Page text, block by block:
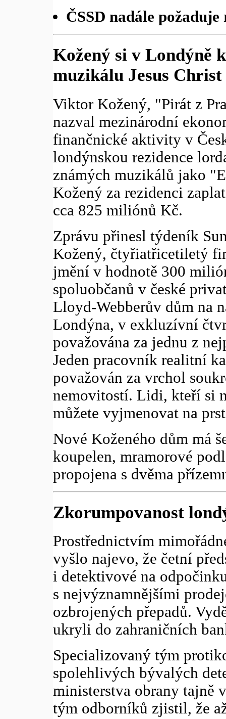
ČSSD nadále
Kožený si v Londýně
muzikálu Jesus
Viktor Kožený, "Pirát z
nazval mezinárodní
finančnické aktivity v
londýnskou rezidence
známých muzikálů jako
Kožený za rezidenci
cca 825 miliónů Kč.
Zprávu přinesl týdeník
Kožený, čtyřiatřicetiletý
jmění v hodnotě 300
spoluobčanů v české
Lloyd-Webberův dům na
Londýna, v exkluzívní
považována za jednu z
Jeden pracovník realitní
považován za vrchol
nemovitostí. Lidi, kteří si
můžete vyjmenovat na
Nové Koženého dům má
koupelen, mramorové
propojena s dvěma
Zkorumpovanost
Prostřednictvím
vyšlo najevo, že četní
i detektivové na
s nejvýznamnějšími
ozbrojených přepadů.
ukryli do zahraničních
Specializovaný tým
spolehlivých bývalých
ministerstva obrany tajně
tým odborníků zjistil, že